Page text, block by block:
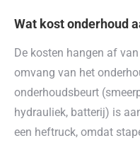
Wat kost onderhoud
De kosten hangen af
omvang van het
onderhoudsbeurt
hydrauliek, batterij) is
een heftruck, omdat